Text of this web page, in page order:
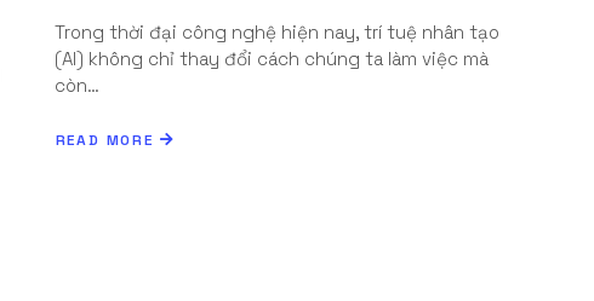
Trong thời đại công nghệ hiện nay, trí tuệ nhân tạo
(AI) không chỉ thay đổi cách chúng ta làm việc mà
còn…
READ MORE